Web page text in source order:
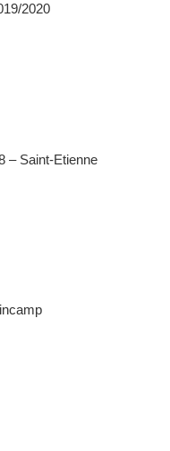
2020
– Saint-Etienne